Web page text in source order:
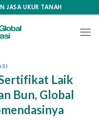
JASA UKUR TANAH
Laik
Bun, Global